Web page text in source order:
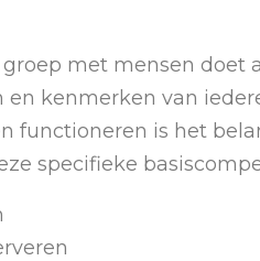
met mensen doet
en kenmerken van
functioneren is het
specifieke